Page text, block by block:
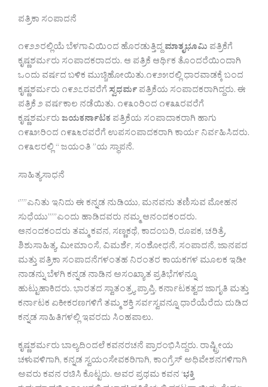
ಪತ್ರಿಕಾ ಸಂಪಾದನೆ
೧೯೨೨ರಲ್ಲಿಯೆ ಬೆಳಗಾವಿಯಿಂದ ಹೊರಡುತ್ತಿದ್ದಮಾತೃಭೂಮಿ ಪತ್ರಿಕೆಗೆ
ಕೃಷ್ಣಶರ್ಮರು ಸಂಪಾದಕರಾದರು. ಆ ಪತ್ರಿಕೆ ಆರ್ಥಿಕ ತೊಂದರೆಯಿಂದಾಗಿ
ಒಂದು ವರ್ಷದ ಬಳಿಕ ಮುಚ್ಚಿಹೋಯಿತು.೧೯೨೫ರಲ್ಲಿ ಧಾರವಾಡಕ್ಕೆ ಬಂದ
ಕೃಷ್ಣಶರ್ಮರು ೧೯೨೭ರವರೆಗೆ ಸ್ವಧರ್ಮಪತ್ರಿಕೆಯ ಸಂಪಾದಕರಾಗಿದ್ದರು. ಈ
ಪತ್ರಿಕೆ ೨ ವರ್ಷಕಾಲ ನಡೆಯಿತು. ೧೯೩೦ರಿಂದ ೧೯೩೩ರವರೆಗೆ
ಕೃಷ್ಣಶರ್ಮರುಜಯಕರ್ನಾಟಕ ಪತ್ರಿಕೆಯ ಸಂಪಾದಾಕರಾಗಿ ಹಾಗು
೧೯೩೫ರಿಂದ ೧೯೩೬ರವರೆಗೆ ಉಪಸಂಪಾದಕರಾಗಿ ಕಾರ್ಯ ನಿರ್ವಹಿಸಿದರು.
೧೯೩೮ರಲ್ಲಿ “ ಜಯಂತಿ ”ಯ ಸ್ಥಾಪನೆ.
ಸಾಹಿತ್ಯಸಾಧನೆ
‘””ಎನಿತು ಇನಿದು ಈ ಕನ್ನಡ ನುಡಿಯು, ಮನವನು ತಣಿಸುವ ಮೋಹನ
ಸುಧೆಯು’””ಎಂದು ಹಾಡಿದವರು ನಮ್ಮ ಆನಂದಕಂದರು.
ಆನಂದಕಂದರು ತಮ್ಮ ಕವನ, ಸಣ್ಣಕಥೆ, ಕಾದಂಬರಿ, ರೂಪಕ, ಚರಿತ್ರೆ,
ಶಿಶುಸಾಹಿತ್ಯ, ಮೀಮಾಂಸೆ, ವಿಮರ್ಶೆ, ಸಂಶೋಧನೆ, ಸಂಪಾದನೆ, ಜಾನಪದ
ಮತ್ತು ಪತ್ರಿಕಾ ಸಂಪಾದನೆಗಳಂತಹ ನಿರಂತರ ಕಾಯಕಗಳ ಮೂಲಕ ಇಡೀ
ನಾಡನ್ನು ಬೆಳಗಿ ಕನ್ನಡ ನಾಡಿನ ಅಸಂಖ್ಯಾತ ಪ್ರತಿಭೆಗಳನ್ನೂ
ಹುಟ್ಟುಹಾಕಿದರು. ಭಾರತದ ಸ್ವಾತಂತ್ರ್ಯ ಪ್ರಾಪ್ತಿ, ಕರ್ನಾಟಕತ್ವದ ಜಾಗೃತಿ ಮತ್ತು
ಕರ್ನಾಟಕ ಏಕೀಕರಣಗಳಿಗೆ ತಮ್ಮ ಶಕ್ತಿ ಸರ್ವಸ್ವವನ್ನೂ ಧಾರೆಯೆರೆದು ದುಡಿದ
ಕನ್ನಡ ಸಾಹಿತಿಗಳಲ್ಲಿ ಇವರದು ಸಿಂಹಪಾಲು.
ಕೃಷ್ಣಶರ್ಮರು ಬಾಲ್ಯದಿಂದಲೆ ಕವನರಚನೆ ಪ್ರಾರಂಭಿಸಿದ್ದರು. ರಾಷ್ಟ್ರೀಯ
ಚಳುವಳಿಗಾಗಿ, ಕನ್ನಡ ಸ್ವಯಂಸೇವಕರಿಗಾಗಿ, ಕಾಂಗ್ರೆಸ್ ಅಧಿವೇಶನಗಳಿಗಾಗಿ
ಅವರು ಕವನ ರಚಿಸಿ ಕೊಟ್ಟರು. ಅವರ ಪ್ರಥಮ ಕವನ ‘ಭಕ್ತಿ